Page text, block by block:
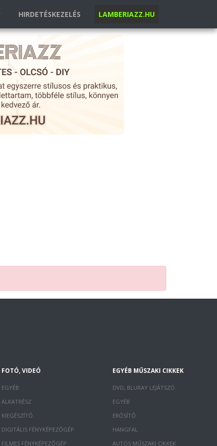
HIRDETÉSKEZELÉS LAMBERIAZZ.HU
FOTÓ, VIDEÓ
EGYÉB
ALKATRÉSZ
KIEGÉSZÍTŐ
DIGITÁLIS FÉNYKÉPEZŐGÉP
FILMES FÉNYKÉPEZŐGÉP
EGYÉB MŰSZAKI CIKKEK
DVD, BLURAY LEJÁTSZÓ
EGYÉB
ERŐSÍTŐ
HANGFAL
AUTÓS MŰSZAKI CIKKEK